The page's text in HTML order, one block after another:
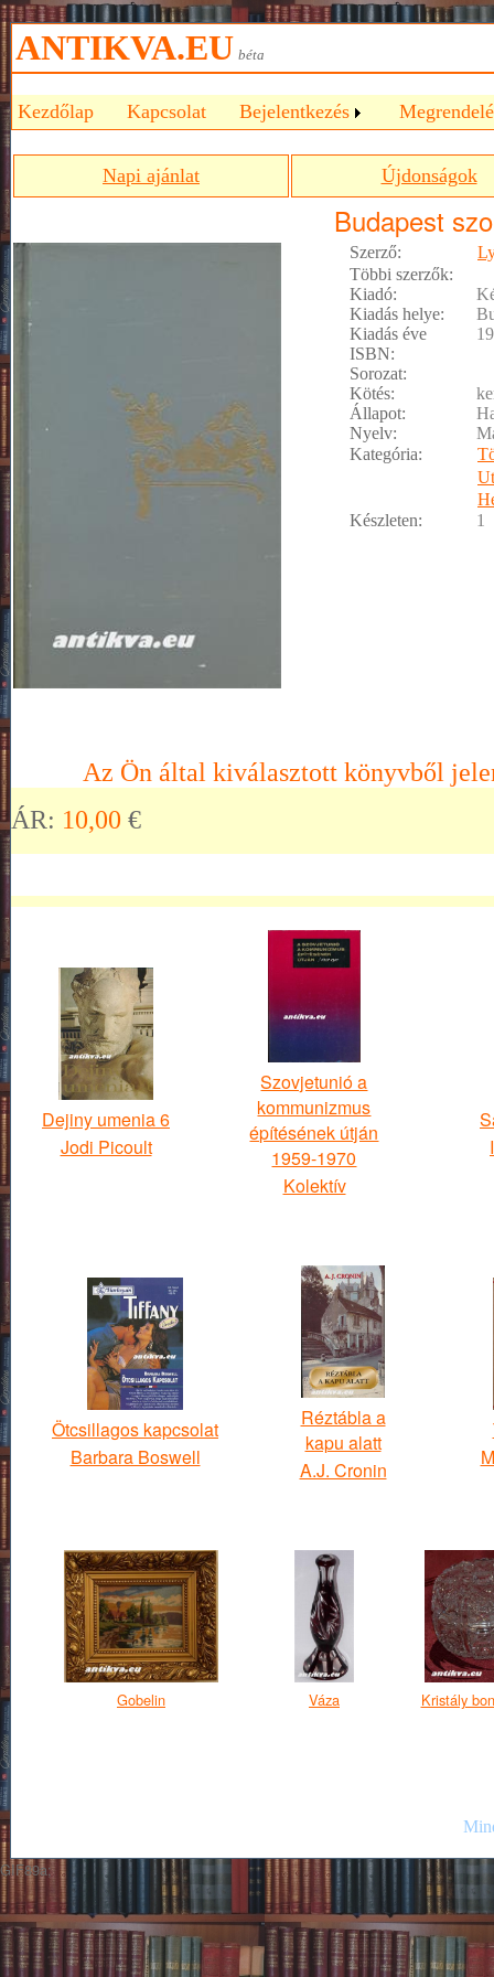
ANTIKVA.EU béta
Kezdőlap Kapcsolat Bejelentkezés
Napi ajánlat Újdonságok
Budapest
Szerző:
Többi szerzők:
Kiadó:
Kiadás helye:
Kiadás éve
ISBN:
Sorozat:
Kötés:
Állapot:
Nyelv:
Kategória:
Készleten:
1
Az Ön által kiválasztott könyvből
ÁR: 10,00 €
Dejiny umenia 6
Jodi Picoult
Szovjetunió a
kommunizmus
építésének útján
1959-1970
Kolektív
Ötcsillagos kapcsolat
Barbara Boswell
Réztábla a
kapu alatt
A.J. Cronin
Gobelin Váza Kristály
GIF89a;